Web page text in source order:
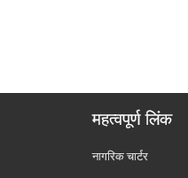
महत्वपूर्ण लिंक
नागरिक चार्टर